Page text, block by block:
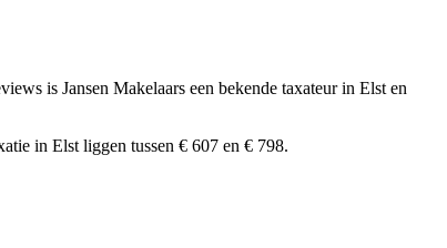
is Jansen Makelaars een bekende taxateur in Elst en
in Elst liggen tussen € 607 en € 798.